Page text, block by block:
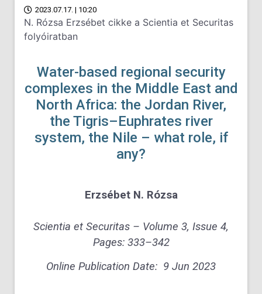
2023.07.17. | 10:20
N. Rózsa Erzsébet cikke a Scientia et Securitas
folyóiratban
Water-based regional security
complexes in the Middle East and
North Africa: the Jordan River,
the Tigris–Euphrates river
system, the Nile – what role, if
any?
Erzsébet N. Rózsa
Scientia et Securitas – Volume 3, Issue 4,
Pages: 333–342
Online Publication Date: 9 Jun 2023